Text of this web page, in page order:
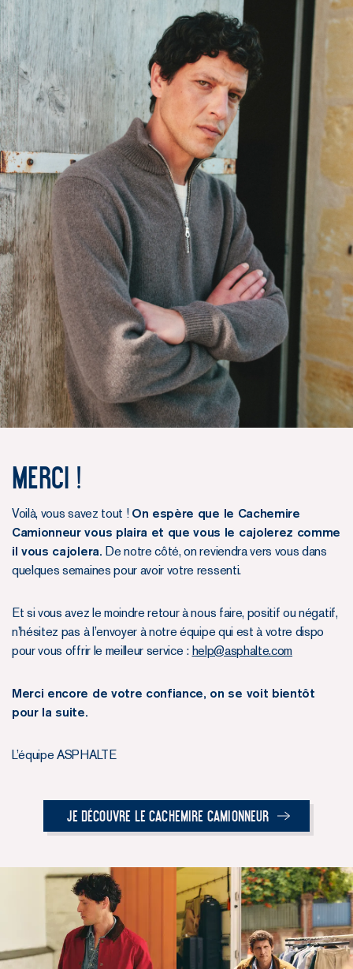
Merci !
Voilà, vous savez tout ! On espère que le Cachemire
Camionneur vous plaira et que vous le cajolerez comme
il vous cajolera. De notre côté, on reviendra vers vous dans
quelques semaines pour avoir votre ressenti.
Et si vous avez le moindre retour à nous faire, positif ou négatif,
n’hésitez pas à l’envoyer à notre équipe qui est à votre dispo
pour vous offrir le meilleur service : help@asphalte.com
Merci encore de votre confiance, on se voit bientôt
pour la suite.
L’équipe ASPHALTE
Je découvre le Cachemire Camionneur